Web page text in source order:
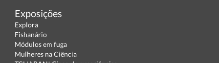
Exposições
Explora
Fishanário
Módulos em fuga
Mulheres na Ciência